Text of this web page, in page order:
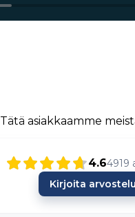
Tätä asiakkaamme
4.64919
Kirjoita arvostelu